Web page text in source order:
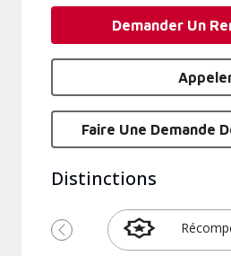
Demander Un
Faire Une Demande
Distinctions
Précédent